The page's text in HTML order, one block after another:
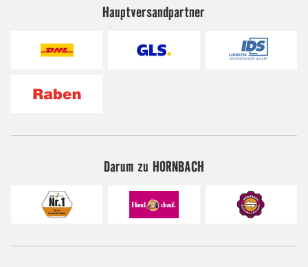
Hauptversandpartner
Darum zu HORNBACH